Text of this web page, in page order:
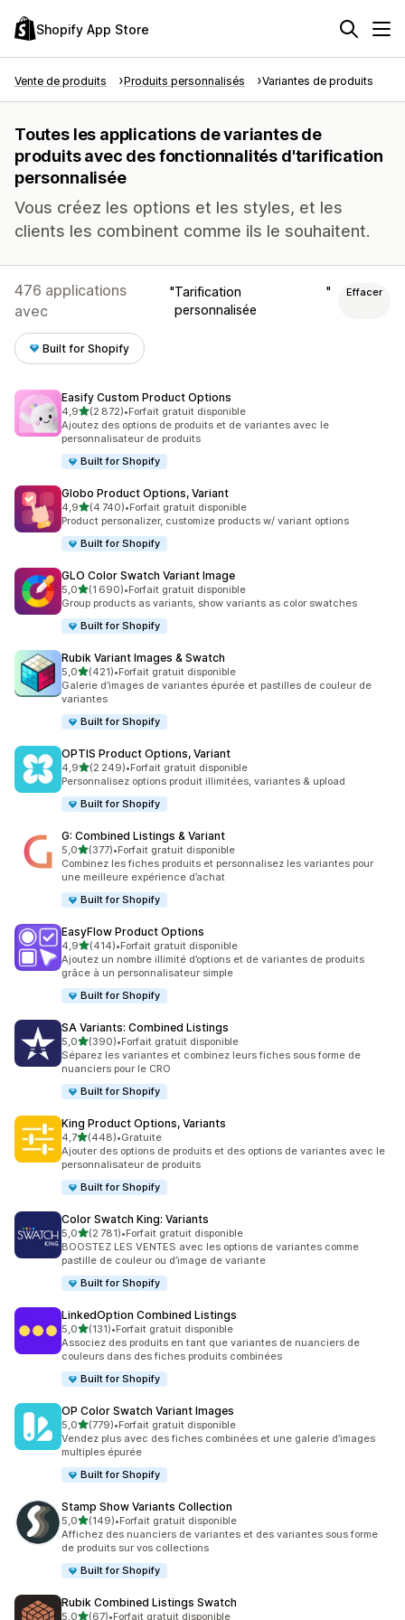
Shopify App Store
Vente de produits Produits personnalisés Variantes de produits
Toutes les applications de variantes de
produits avec des fonctionnalités d'tarification
personnalisée
Vous créez les options et les styles, et les
clients les combinent comme ils le souhaitent.
476 applications
avec
Tarification
personnalisée
Effacer
Built for Shopify
Easify Custom Product Options
4,9étoile(s) sur 5
(2 872)
2872 avis au total
•Forfait gratuit disponible
Ajoutez des options de produits et de variantes avec le
personnalisateur de produits
Built for Shopify
Globo Product Options, Variant
4,9étoile(s) sur 5
(4 740)
4740 avis au total
•Forfait gratuit disponible
Product personalizer, customize products w/ variant options
Built for Shopify
GLO Color Swatch Variant Image
5,0étoile(s) sur 5
(1 690)
1690 avis au total
•Forfait gratuit disponible
Group products as variants, show variants as color swatches
Built for Shopify
Rubik Variant Images & Swatch
5,0étoile(s) sur 5
(421)
421 avis au total
•Forfait gratuit disponible
Galerie d’images de variantes épurée et pastilles de couleur de
variantes
Built for Shopify
OPTIS Product Options, Variant
4,9étoile(s) sur 5
(2 249)
2249 avis au total
•Forfait gratuit disponible
Personnalisez options produit illimitées, variantes & upload
Built for Shopify
G: Combined Listings & Variant
5,0étoile(s) sur 5
(377)
377 avis au total
•Forfait gratuit disponible
Combinez les fiches produits et personnalisez les variantes pour
une meilleure expérience d’achat
Built for Shopify
EasyFlow Product Options
4,9étoile(s) sur 5
(414)
414 avis au total
•Forfait gratuit disponible
Ajoutez un nombre illimité d’options et de variantes de produits
grâce à un personnalisateur simple
Built for Shopify
SA Variants: Combined Listings
5,0étoile(s) sur 5
(390)
390 avis au total
•Forfait gratuit disponible
Séparez les variantes et combinez leurs fiches sous forme de
nuanciers pour le CRO
Built for Shopify
King Product Options, Variants
4,7étoile(s) sur 5
(448)
448 avis au total
•Gratuite
Ajouter des options de produits et des options de variantes avec le
personnalisateur de produits
Built for Shopify
Color Swatch King: Variants
5,0étoile(s) sur 5
(2 781)
2781 avis au total
•Forfait gratuit disponible
BOOSTEZ LES VENTES avec les options de variantes comme
pastille de couleur ou d’image de variante
Built for Shopify
LinkedOption Combined Listings
5,0étoile(s) sur 5
(131)
131 avis au total
•Forfait gratuit disponible
Associez des produits en tant que variantes de nuanciers de
couleurs dans des fiches produits combinées
Built for Shopify
OP Color Swatch Variant Images
5,0étoile(s) sur 5
(779)
779 avis au total
•Forfait gratuit disponible
Vendez plus avec des fiches combinées et une galerie d’images
multiples épurée
Built for Shopify
Stamp Show Variants Collection
5,0étoile(s) sur 5
(149)
149 avis au total
•Forfait gratuit disponible
Affichez des nuanciers de variantes et des variantes sous forme
de produits sur vos collections
Built for Shopify
Rubik Combined Listings Swatch
5,0étoile(s) sur 5
(67)•Forfait gratuit disponible